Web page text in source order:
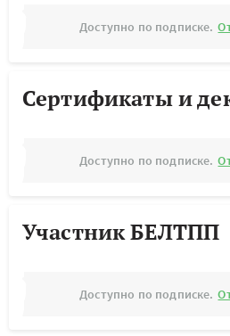
Доступно по подписке.
Сертификаты и
Доступно по подписке.
Участник БЕЛТПП
Доступно по подписке.